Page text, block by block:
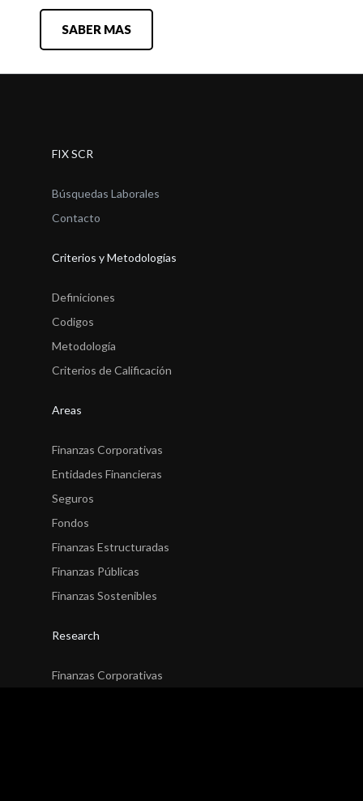
SABER MAS
FIX SCR
Búsquedas Laborales
Contacto
Criterios y Metodologías
Definiciones
Codigos
Metodología
Criterios de Calificación
Areas
Finanzas Corporativas
Entidades Financieras
Seguros
Fondos
Finanzas Estructuradas
Finanzas Públicas
Finanzas Sostenibles
Research
Finanzas Corporativas